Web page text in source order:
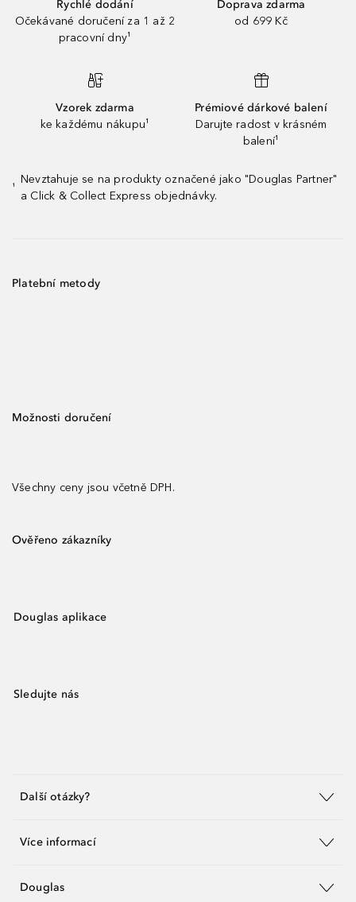
Rychlé dodání
Očekávané doručení za 1 až 2
pracovní dny¹
Doprava zdarma
od 699 Kč
Vzorek zdarma
ke každému nákupu¹
Prémiové dárkové balení
Darujte radost v krásném
balení¹
¹
Nevztahuje se na produkty označené jako "Douglas Partner"
a Click & Collect Express objednávky.
Platební metody
Možnosti doručení
Všechny ceny jsou včetně DPH.
Ověřeno zákazníky
Douglas aplikace
Sledujte nás
Další otázky?
Více informací
Douglas